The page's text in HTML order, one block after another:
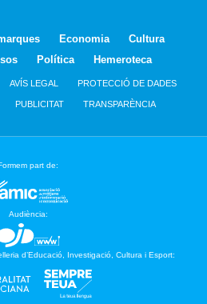
Economia
Cultura
Política Hemeroteca
AVÍS LEGAL PROTECCIÓ DE DADES
PUBLICITAT TRANSPARÈNCIA
part de:
Audiència:
d’Educació, Investigació, Cultura i Esport: